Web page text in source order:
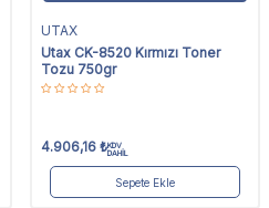
UTAX
Utax CK-8520 Kırmızı Toner
Tozu 750gr
4.906,16 ₺KDV
DAHİL
Sepete Ekle